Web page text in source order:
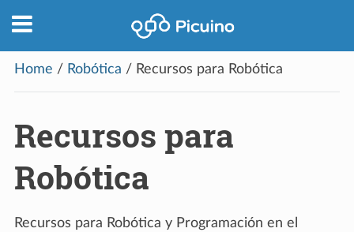
Home / Robótica / Recursos para Robótica
Recursos para
Robótica
Recursos para Robótica y Programación en el